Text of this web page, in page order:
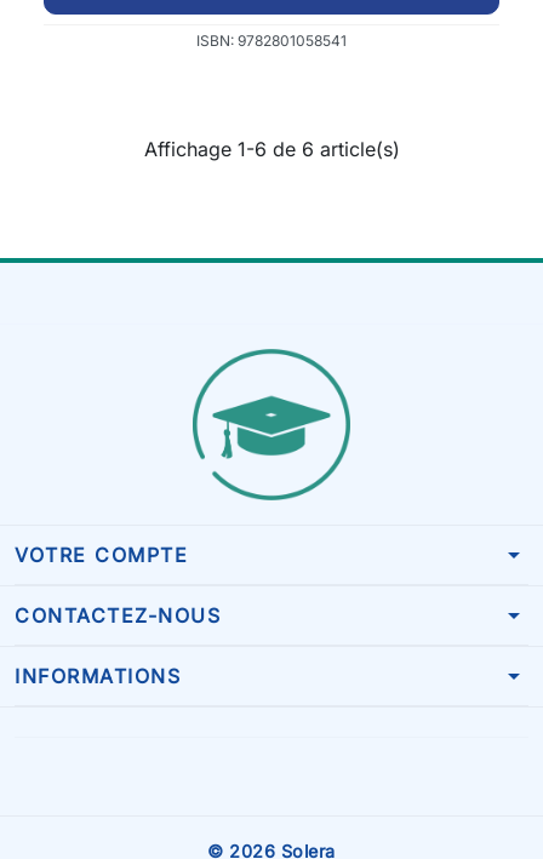
ISBN: 9782801058541
Affichage 1-6 de 6 article(s)
VOTRE COMPTE arrow_drop_down
CONTACTEZ-NOUS arrow_drop_down
INFORMATIONS arrow_drop_down
© 2026 Solera